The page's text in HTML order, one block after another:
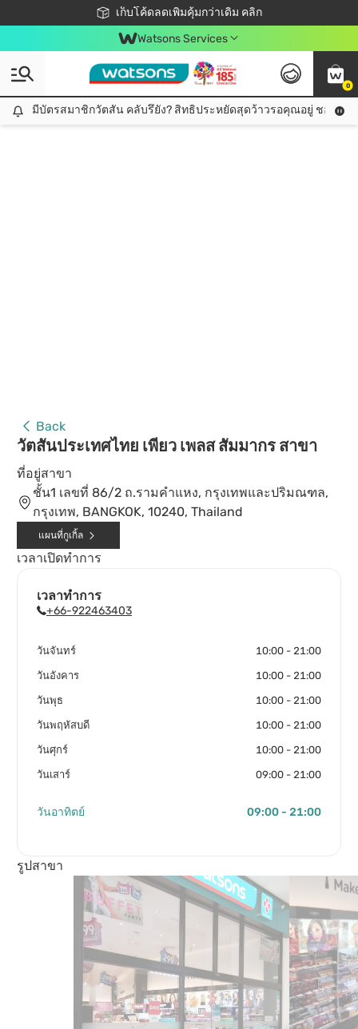
เก็บโค้ดลดเพิ่มคุ้มกว่าเดิม คลิก
ชอปออนไลน์ครั้งแรก ลดเพิ่มจุก ๆ 10%! 🎉
📦ส่งฟรี! เมื่อชอป 499฿
สมาชิกวัตสัน คลับดียังไง?
Watsons Services
0
มีบัตรสมาชิกวัตสัน คลับรึยัง? สิทธิประหยัดสุดว้าวรอคุณอยู่ ชอปคุ้มกว่าเดิม คลิก!
มีบัตรสมาชิกวัตสัน คลับรึยัง? สิทธิประหยัดสุดว้าวรอคุณอยู่ ชอปคุ้มก
Back
วัตสันประเทศไทย เพียว เพลส สัมมากร สาขา
ที่อยู่สาขา
ชั้น1 เลขที่ 86/2 ถ.รามคำแหง, กรุงเทพและปริมณฑล,
กรุงเทพ, BANGKOK, 10240, Thailand
แผนที่กูเกิ้ล
เวลาเปิดทำการ
เวลาทำการ
+66-922463403
วันจันทร์ 10:00 - 21:00
วันอังคาร 10:00 - 21:00
วันพุธ 10:00 - 21:00
วันพฤหัสบดี 10:00 - 21:00
วันศุกร์ 10:00 - 21:00
วันเสาร์ 09:00 - 21:00
วันอาทิตย์ 09:00 - 21:00
รูปสาขา